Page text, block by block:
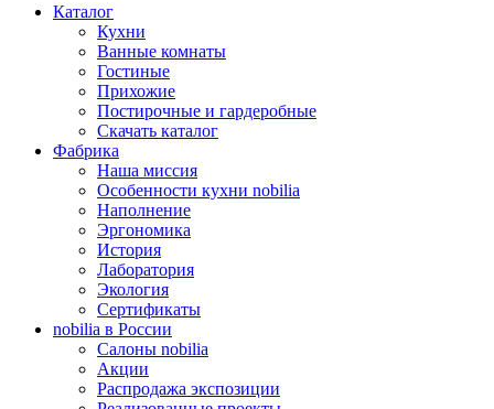
Каталог
Кухни
Ванные комнаты
Гостиные
Прихожие
Постирочные и гардеробные
Скачать каталог
Фабрика
Наша миссия
Особенности кухни nobilia
Наполнение
Эргономика
История
Лаборатория
Экология
Сертификаты
nobilia в России
Салоны nobilia
Акции
Распродажа экспозиции